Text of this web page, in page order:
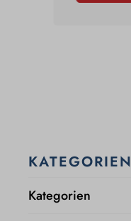
KATEGORIEN
Kategorien